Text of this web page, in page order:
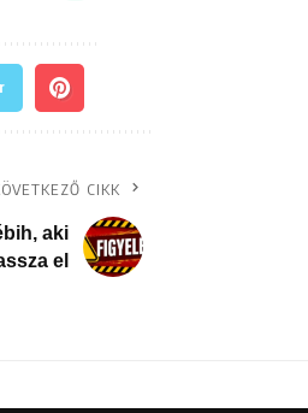
CIKK
aki
el